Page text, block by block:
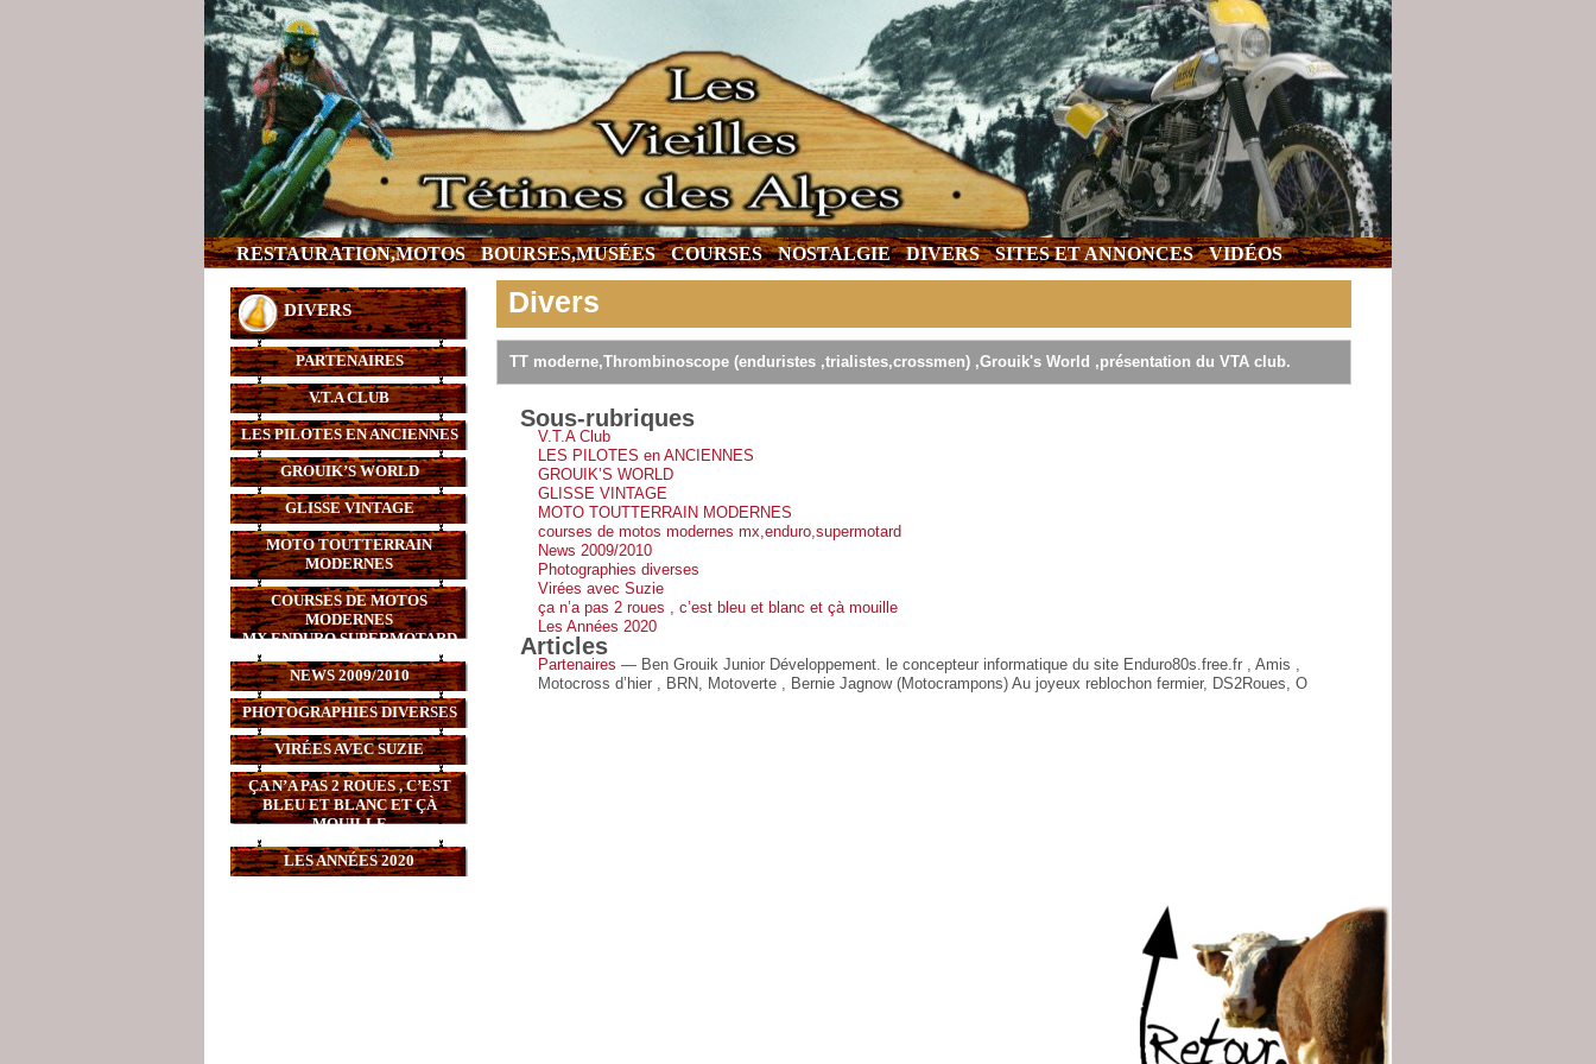
RESTAURATION,MOTOS BOURSES,MUSÉES COURSES NOSTALGIE DIVERS SITES ET ANNONCES VIDÉOS
DIVERS
PARTENAIRES
V.T.A CLUB
LES PILOTES EN ANCIENNES
GROUIK’S WORLD
GLISSE VINTAGE
MOTO TOUTTERRAIN
MODERNES
COURSES DE MOTOS
MODERNES
MX,ENDURO,SUPERMOTARD
NEWS 2009/2010
PHOTOGRAPHIES DIVERSES
VIRÉES AVEC SUZIE
ÇA N’A PAS 2 ROUES , C’EST
BLEU ET BLANC ET ÇÀ
MOUILLE
LES ANNÉES 2020
Divers
TT moderne,Thrombinoscope (enduristes ,trialistes,crossmen) ,Grouik's World ,présentation du VTA club.
Sous-rubriques
V.T.A Club
LES PILOTES en ANCIENNES
GROUIK’S WORLD
GLISSE VINTAGE
MOTO TOUTTERRAIN MODERNES
courses de motos modernes mx,enduro,supermotard
News 2009/2010
Photographies diverses
Virées avec Suzie
ça n’a pas 2 roues , c’est bleu et blanc et çà mouille
Les Années 2020
Articles
Partenaires — Ben Grouik Junior Développement. le concepteur informatique du site Enduro80s.free.fr , Amis ,
Motocross d’hier , BRN, Motoverte , Bernie Jagnow (Motocrampons) Au joyeux reblochon fermier, DS2Roues, O